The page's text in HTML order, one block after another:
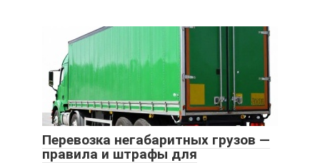
Перевозка негабаритных грузов —
правила и штрафы для